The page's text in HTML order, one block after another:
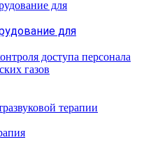
для
доступа персонала
газов
терапии